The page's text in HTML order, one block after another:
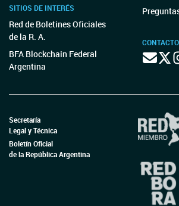
SITIOS DE INTERÉS
Red de Boletines Oficiales
de la R. A.
BFA Blockchain Federal
Argentina
CONTACTO
Secretaría
Legal y Técnica
Boletín Oficial
de la República Argentina